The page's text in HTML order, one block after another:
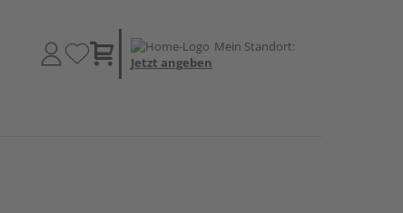
Mein Standort:
Jetzt angeben